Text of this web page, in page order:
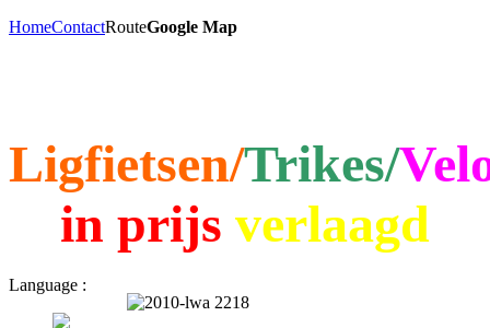
HomeContactRouteGoogle Map
Ligfietsen/Trikes/
in prijs verlaagd
Language :